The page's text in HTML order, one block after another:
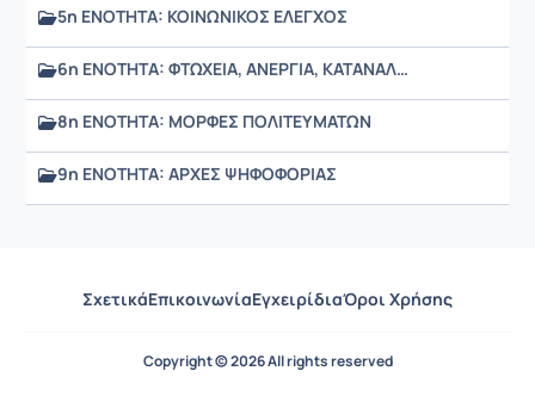
5η ΕΝΟΤΗΤΑ: ΚΟΙΝΩΝΙΚΟΣ ΕΛΕΓΧΟΣ
6η ΕΝΟΤΗΤΑ: ΦΤΩΧΕΙΑ, ΑΝΕΡΓΙΑ, ΚΑΤΑΝΑΛΩΤΙΣΜΟΣ, ΑΓΩΓΗ ΚΑΤΑΝΑΛΩΤΗ
8η ΕΝΟΤΗΤΑ: ΜΟΡΦΕΣ ΠΟΛΙΤΕΥΜΑΤΩΝ
9η ΕΝΟΤΗΤΑ: ΑΡΧΕΣ ΨΗΦΟΦΟΡΙΑΣ
ΣχετικάΕπικοινωνίαΕγχειρίδιαΌροι Χρήσης
Copyright © 2026 All rights reserved